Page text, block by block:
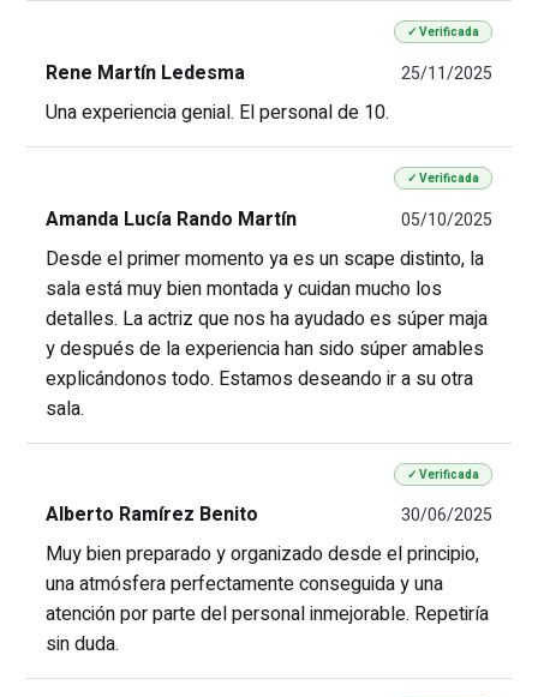
✓ Verificada
Rene Martín Ledesma 25/11/2025
Una experiencia genial. El personal de 10.
✓ Verificada
Amanda Lucía Rando Martín 05/10/2025
Desde el primer momento ya es un scape distinto, la
sala está muy bien montada y cuidan mucho los
detalles. La actriz que nos ha ayudado es súper maja
y después de la experiencia han sido súper amables
explicándonos todo. Estamos deseando ir a su otra
sala.
✓ Verificada
Alberto Ramírez Benito 30/06/2025
Muy bien preparado y organizado desde el principio,
una atmósfera perfectamente conseguida y una
atención por parte del personal inmejorable. Repetiría
sin duda.